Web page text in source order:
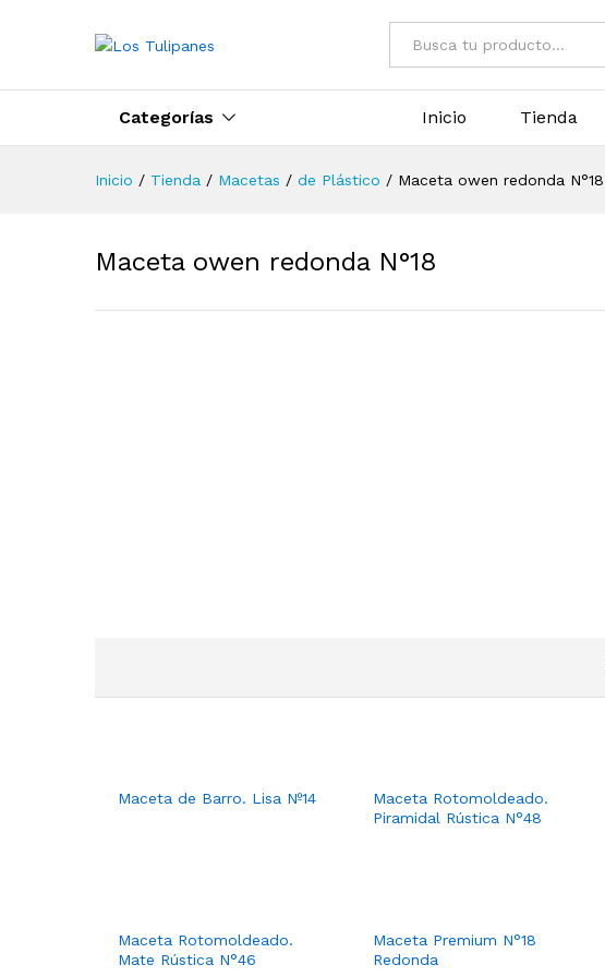
Todo
Categorías Inicio Tienda
Inicio / Tienda / Macetas / de Plástico / Maceta owen redonda N°18
Maceta owen redonda N°18
Maceta de Barro. Lisa Nº14
Maceta Rotomoldeado.
Piramidal Rústica N°48
Maceta Rotomoldeado.
Mate Rústica N°46
Maceta Premium N°18
Redonda